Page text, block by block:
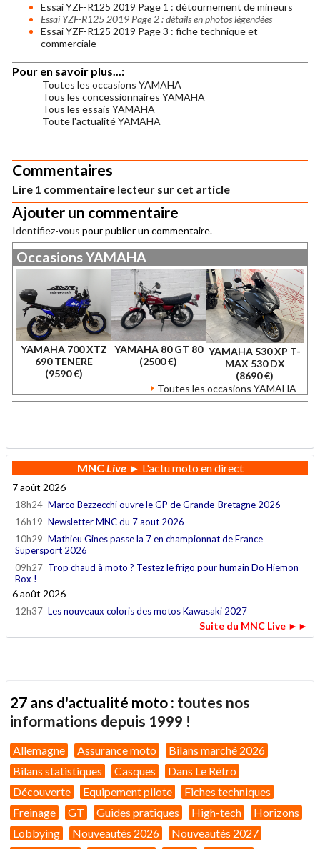
Essai YZF-R125 2019 Page 1 : détournement de mineurs
Essai YZF-R125 2019 Page 2 : détails en photos légendées
Essai YZF-R125 2019 Page 3 : fiche technique et
commerciale
Pour en savoir plus...:
Toutes les occasions YAMAHA
Tous les concessionnaires YAMAHA
Tous les essais YAMAHA
Toute l'actualité YAMAHA
Commentaires
Lire 1 commentaire lecteur sur cet article
Ajouter un commentaire
Identifiez-vous pour publier un commentaire.
OccasionsYAMAHA
YAMAHA 700 XTZ
690 TENERE
(9590 €)
YAMAHA 80 GT 80
(2500 €)
YAMAHA 530 XP T-
MAX 530 DX
(8690 €)
Toutes les occasions YAMAHA
MNCLive► L'actu moto en direct
7 août 2026
18h24 Marco Bezzecchi ouvre le GP de Grande-Bretagne 2026
16h19 Newsletter MNC du 7 aout 2026
10h29 Mathieu Gines passe la 7 en championnat de France
Supersport 2026
09h27 Trop chaud à moto ? Testez le frigo pour humain Do Hiemon
Box !
6 août 2026
12h37 Les nouveaux coloris des motos Kawasaki 2027
Suite du MNC Live ►►
27 ans d'actualité moto : toutes nos
informations depuis 1999 !
Allemagne Assurance moto
Bilans marché 2026
Bilans statistiques
Casques
Dans Le Rétro
Découverte
Equipement pilote
Fiches techniques
Freinage
GT Guides pratiques High-tech
Horizons
Lobbying
Nouveautés 2026
Nouveautés 2027